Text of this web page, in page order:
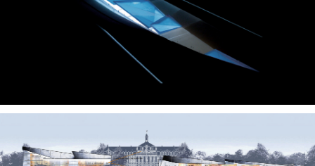
Kultur und Öffentliche Bauten
Gesundheit und Labor
Bildung und Forschung
Team